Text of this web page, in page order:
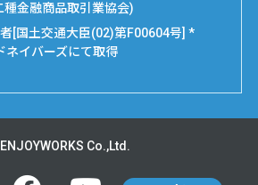
種金融商品取引業協会)
[国土交通大臣(02)第F00604号] *
ネイバーズにて取得
Co.,Ltd.